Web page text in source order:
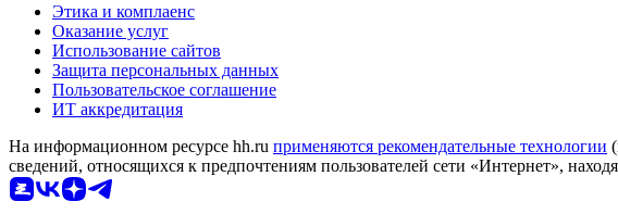
Этика и комплаенс
Оказание услуг
Использование сайтов
Защита персональных данных
Пользовательское соглашение
ИТ аккредитация
На информационном ресурсе hh.ru применяются рекомендательные технологии
сведений, относящихся к предпочтениям пользователей сети «Интернет»,